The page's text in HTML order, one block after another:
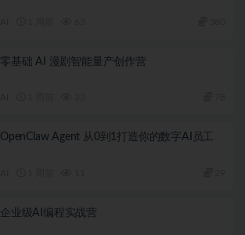
零基础 AI 漫剧智能量产创作营
OpenClaw Agent 从0到1打造你的数字AI员工
企业级AI编程实战营